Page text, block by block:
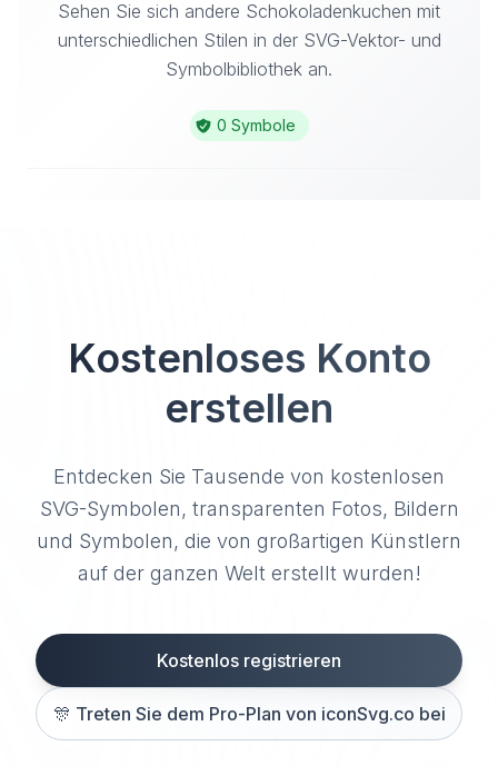
Sehen Sie sich andere Schokoladenkuchen mit
unterschiedlichen Stilen in der SVG-Vektor- und
Symbolbibliothek an.
0 Symbole
Kostenloses Konto
erstellen
Entdecken Sie Tausende von kostenlosen
SVG-Symbolen, transparenten Fotos, Bildern
und Symbolen, die von großartigen Künstlern
auf der ganzen Welt erstellt wurden!
Kostenlos registrieren
🎊 Treten Sie dem Pro-Plan von iconSvg.co bei